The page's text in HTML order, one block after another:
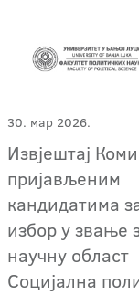
30. мар 2026.
Извјештај
пријављеним
кандидатима
избор у звање
научну област
Социјална